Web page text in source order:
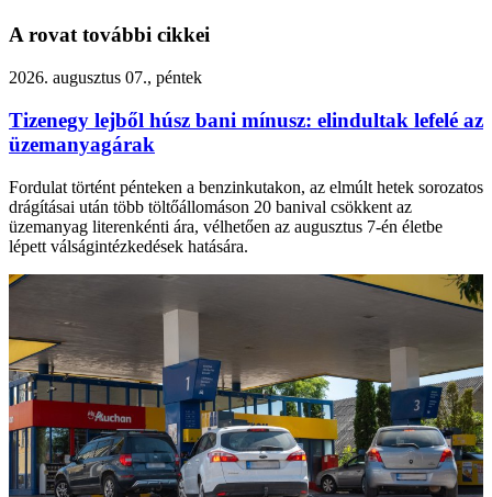
A rovat további cikkei
2026. augusztus 07., péntek
Tizenegy lejből húsz bani mínusz: elindultak lefelé az
üzemanyagárak
Fordulat történt pénteken a benzinkutakon, az elmúlt hetek sorozatos
drágításai után több töltőállomáson 20 banival csökkent az
üzemanyag literenkénti ára, vélhetően az augusztus 7-én életbe
lépett válságintézkedések hatására.